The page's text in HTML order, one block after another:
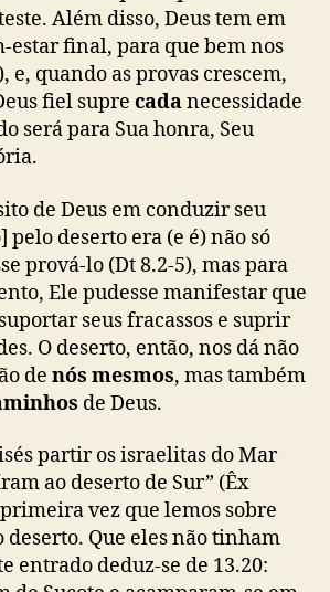
Além disso, Deus tem em
estar final, para que bem nos
e, quando as provas crescem,
fiel supre cadanecessidade
será para Sua honra, Seu
de Deus em conduzir seu
deserto era (e é) não só
prová-lo (Dt 8.2-5), mas para
Ele pudesse manifestar que
seus fracassos e suprir
O deserto, então, nos dá não
de nós mesmos, mas também
de Deus.
partir os israelitas do Mar
ao deserto de Sur” (Êx
primeira vez que lemos sobre
deserto. Que eles não tinham
entrado deduz-se de 13.20: